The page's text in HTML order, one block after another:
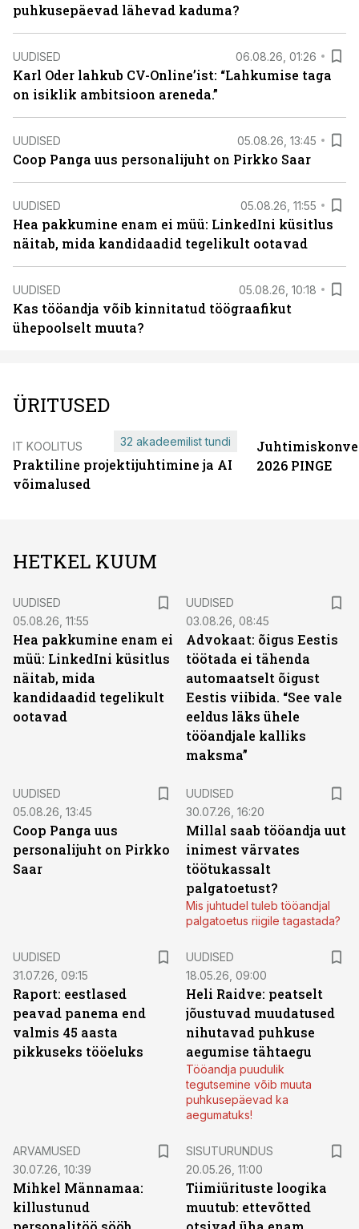
puhkusepäevad lähevad kaduma?
UUDISED 06.08.26, 01:26
Karl Oder lahkub CV-Online’ist: “Lahkumise taga
on isiklik ambitsioon areneda.”
UUDISED 05.08.26, 13:45
Coop Panga uus personalijuht on Pirkko Saar
UUDISED 05.08.26, 11:55
Hea pakkumine enam ei müü: LinkedIni küsitlus
näitab, mida kandidaadid tegelikult ootavad
UUDISED 05.08.26, 10:18
Kas tööandja võib kinnitatud töögraafikut
ühepoolselt muuta?
ÜRITUSED
IT KOOLITUS
Praktiline projektijuhtimine ja AI
võimalused
32 akadeemilist tundi
2026 PINGE
HETKEL KUUM
UUDISED
05.08.26, 11:55
Hea pakkumine enam ei
müü: LinkedIni küsitlus
näitab, mida
kandidaadid tegelikult
ootavad
UUDISED
03.08.26, 08:45
Advokaat: õigus Eestis
töötada ei tähenda
automaatselt õigust
Eestis viibida. “See vale
eeldus läks ühele
tööandjale kalliks
maksma”
UUDISED
05.08.26, 13:45
Coop Panga uus
personalijuht on Pirkko
Saar
UUDISED
30.07.26, 16:20
Millal saab tööandja uut
inimest värvates
töötukassalt
palgatoetust?
Mis juhtudel tuleb tööandjal
palgatoetus riigile tagastada?
UUDISED
31.07.26, 09:15
Raport: eestlased
peavad panema end
valmis 45 aasta
pikkuseks tööeluks
UUDISED
18.05.26, 09:00
Heli Raidve: peatselt
jõustuvad muudatused
nihutavad puhkuse
aegumise tähtaegu
Tööandja puudulik
tegutsemine võib muuta
puhkusepäevad ka
aegumatuks!
ARVAMUSED
30.07.26, 10:39
Mihkel Männamaa:
killustunud
SISUTURUNDUS
20.05.26, 11:00
Tiimiürituste loogika
muutub: ettevõtted